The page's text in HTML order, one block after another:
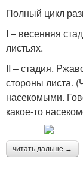
Полный цикл
I – весенняя
листьях.
II – стадия.
стороны листа.
насекомыми.
какое-то
читать дальше →